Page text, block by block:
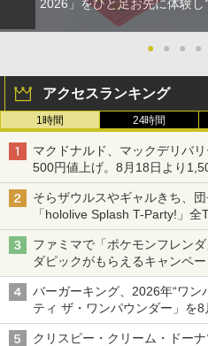
2026」をひと足お先に体験し
● ● ● ●
アクセスランキング
1時間 24時間
マクドナルド、マックデリバ
500円値上げ。8月18日より
そらザウルスやギャルきち、
「hololive Splash T-Party!」全
ライン販売開始
ファミマで「ポケモンフレン
ダピックがもらえるキャンペー
バーガーキング、2026年“ワン
ティ ザ・ワンパウンダー」を8
「特製ガーリックマヨソース
クリスピー・クリーム・ドー